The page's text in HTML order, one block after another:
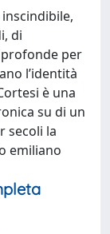
di
per
l’identità
è una
su di un
secoli la
emiliano